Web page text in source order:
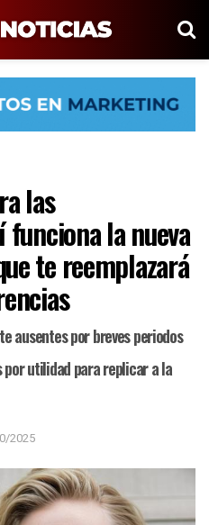
las
funciona la nueva
te reemplazará
ausentes por breves periodos
utilidad para replicar a la
2025